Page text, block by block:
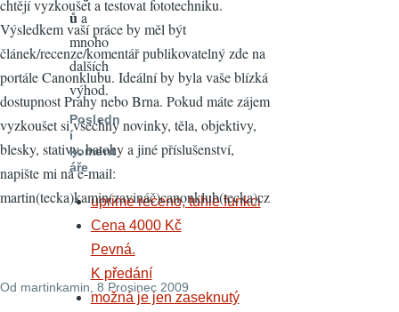
chtějí vyzkoušet a testovat fototechniku.
Výsledkem vaší práce by měl být
článek/recenze/komentář publikovatelný zde na
portále Canonklubu. Ideální by byla vaše blízká
dostupnost Prahy nebo Brna. Pokud máte zájem
vyzkoušet si všechny novinky, těla, objektivy,
blesky, stativy, batohy a jiné příslušenství,
napište mi na e-mail:
martin(tecka)kamin(zavináč)canonklub(tecka)cz
Od martinkamin , 8 Prosinec 2009
ůa
mnoho
dalších
výhod.
Posledn
í
koment
áře
uprime receno, tuhle funkci
Cena 4000 Kč
Pevná.
K předání
možná je jen zaseknutý